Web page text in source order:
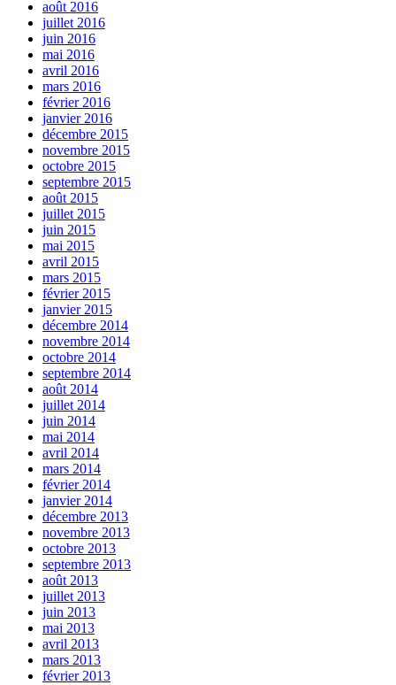
août 2016
juillet 2016
juin 2016
mai 2016
avril 2016
mars 2016
février 2016
janvier 2016
décembre 2015
novembre 2015
octobre 2015
septembre 2015
août 2015
juillet 2015
juin 2015
mai 2015
avril 2015
mars 2015
février 2015
janvier 2015
décembre 2014
novembre 2014
octobre 2014
septembre 2014
août 2014
juillet 2014
juin 2014
mai 2014
avril 2014
mars 2014
février 2014
janvier 2014
décembre 2013
novembre 2013
octobre 2013
septembre 2013
août 2013
juillet 2013
juin 2013
mai 2013
avril 2013
mars 2013
février 2013